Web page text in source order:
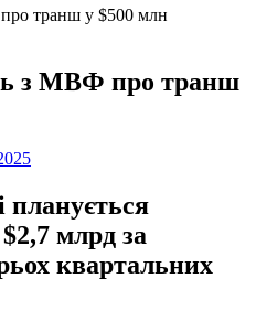
з МВФ про транш
планується
млрд за
квартальних